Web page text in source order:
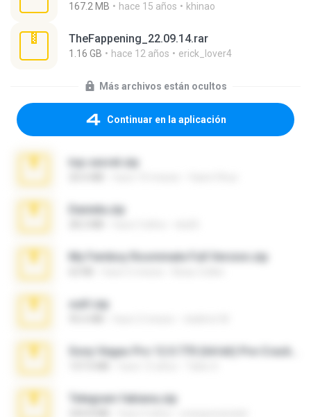
167.2 MB hace 15 años khinao
TheFappening_22.09.14.rar
1.16 GB hace 12 años erick_lover4
Más archivos están ocultos
Continuar en la aplicación
top secret.zip
Daniela.zip
My Femboy Roommate Full Version.zip
ouh!.zip
Telegram fabiana.zip